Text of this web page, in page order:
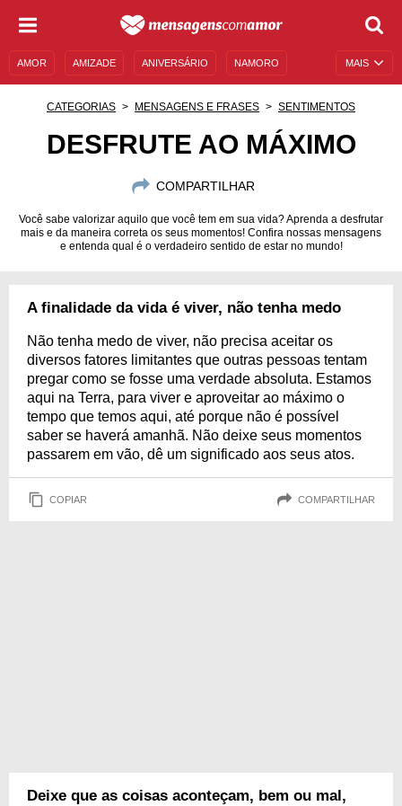
MAIS
AMOR AMIZADE ANIVERSÁRIO NAMORO
DESCULPAS
CATEGORIAS MENSAGENS E FRASES SENTIMENTOS
DESFRUTE AO MÁXIMO
COMPARTILHAR
Você sabe valorizar aquilo que você tem em sua vida? Aprenda a desfrutar
mais e da maneira correta os seus momentos! Confira nossas mensagens
e entenda qual é o verdadeiro sentido de estar no mundo!
A finalidade da vida é viver, não tenha medo
Não tenha medo de viver, não precisa aceitar os
diversos fatores limitantes que outras pessoas tentam
pregar como se fosse uma verdade absoluta. Estamos
aqui na Terra, para viver e aproveitar ao máximo o
tempo que temos aqui, até porque não é possível
saber se haverá amanhã. Não deixe seus momentos
passarem em vão, dê um significado aos seus atos.
COPIAR COMPARTILHAR
Deixe que as coisas aconteçam, bem ou mal,